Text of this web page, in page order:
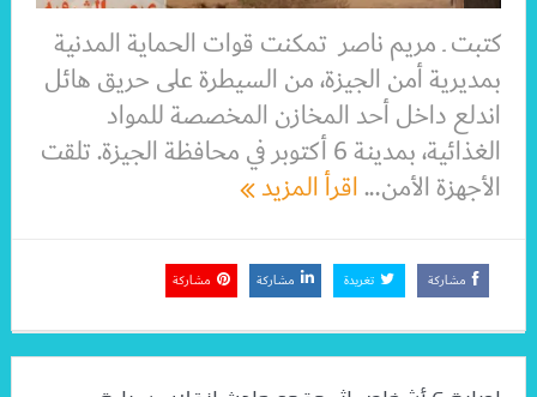
كتبت ـ مريم ناصر تمكنت قوات الحماية المدنية
بمديرية أمن الجيزة، من السيطرة على حريق هائل
اندلع داخل أحد المخازن المخصصة للمواد
الغذائية، بمدينة 6 أكتوبر في محافظة الجيزة. تلقت
الأجهزة الأمن...اقرأ المزيد
مشاركة تغريدة مشاركة مشاركة